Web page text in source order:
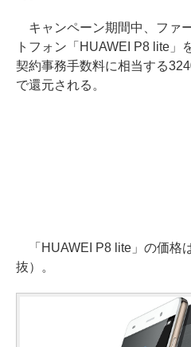
キャンペーン期間中、ファ
トフォン「HUAWEI P8 lite」
契約事務手数料に相当する
で還元される。
「HUAWEI P8 lite」の価格
抜）。